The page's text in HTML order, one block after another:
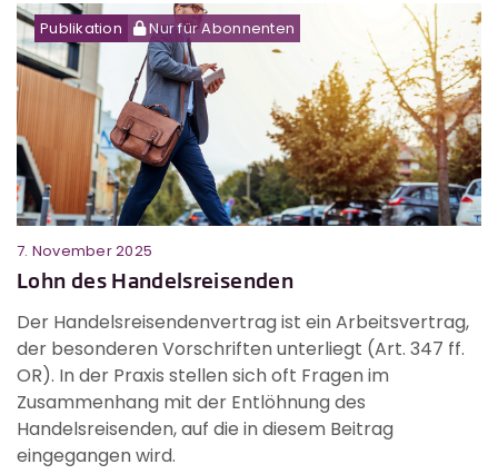
Publikation Nur für Abonnenten
7. November 2025
Lohn des Handelsreisenden
Der Handelsreisendenvertrag ist ein Arbeitsvertrag,
der besonderen Vorschriften unterliegt (Art. 347 ff.
OR). In der Praxis stellen sich oft Fragen im
Zusammenhang mit der Entlöhnung des
Handelsreisenden, auf die in diesem Beitrag
eingegangen wird.